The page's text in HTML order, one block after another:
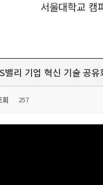
서울대학교 캠
리 기업 혁신 기술 공
회 257